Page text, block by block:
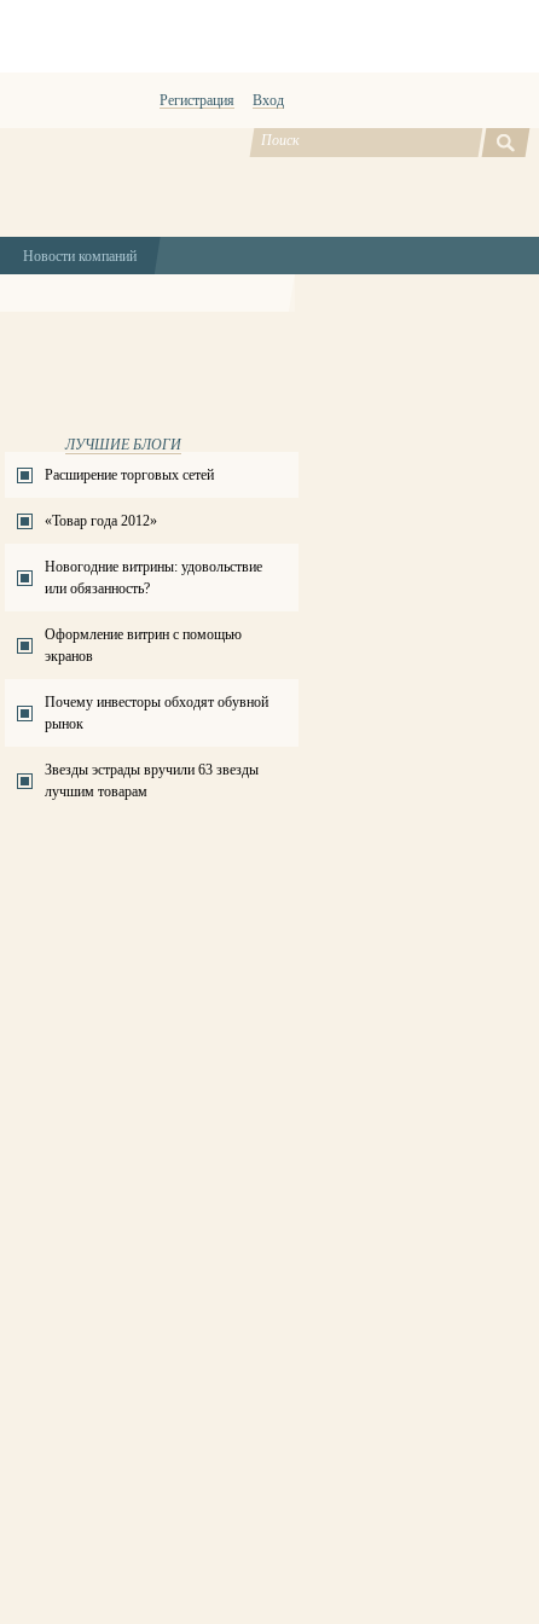
Регистрация Вход
Новости компаний
ЛУЧШИЕ БЛОГИ
Расширение торговых сетей
«Товар года 2012»
Новогодние витрины: удовольствие
или обязанность?
Оформление витрин с помощью
экранов
Почему инвесторы обходят обувной
рынок
Звезды эстрады вручили 63 звезды
лучшим товарам